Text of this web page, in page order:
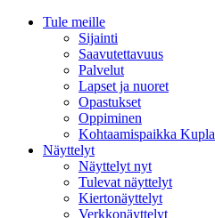
Tule meille
Sijainti
Saavutettavuus
Palvelut
Lapset ja nuoret
Opastukset
Oppiminen
Kohtaamispaikka Kupla
Näyttelyt
Näyttelyt nyt
Tulevat näyttelyt
Kiertonäyttelyt
Verkkonäyttelyt